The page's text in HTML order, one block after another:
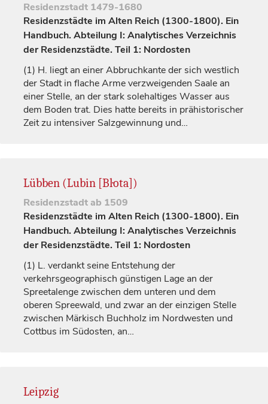
Residenzstadt 1479-1680
Residenzstädte im Alten Reich (1300-1800). Ein
Handbuch. Abteilung I: Analytisches Verzeichnis
der Residenzstädte. Teil 1: Nordosten
(1) H. liegt an einer Abbruchkante der sich westlich
der Stadt in flache Arme verzweigenden Saale an
einer Stelle, an der stark solehaltiges Wasser aus
dem Boden trat. Dies hatte bereits in prähistorischer
Zeit zu intensiver Salzgewinnung und…
Lübben (Lubin [Bŀota])
Residenzstadtab 1509
Residenzstädte im Alten Reich (1300-1800). Ein
Handbuch. Abteilung I: Analytisches Verzeichnis
der Residenzstädte. Teil 1: Nordosten
(1) L. verdankt seine Entstehung der
verkehrsgeographisch günstigen Lage an der
Spreetalenge zwischen dem unteren und dem
oberen Spreewald, und zwar an der einzigen Stelle
zwischen Märkisch Buchholz im Nordwesten und
Cottbus im Südosten, an…
Leipzig